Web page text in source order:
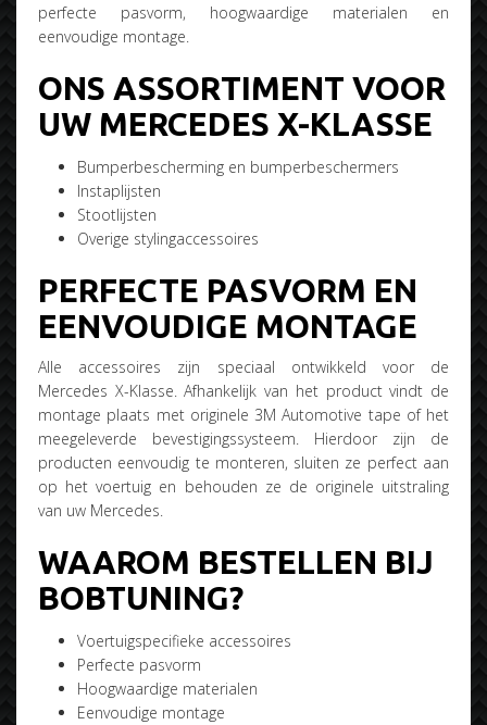
perfecte pasvorm, hoogwaardige materialen en
eenvoudige montage.
ONS ASSORTIMENT VOOR
UW MERCEDES X-KLASSE
Bumperbescherming en bumperbeschermers
Instaplijsten
Stootlijsten
Overige stylingaccessoires
PERFECTE PASVORM EN
EENVOUDIGE MONTAGE
Alle accessoires zijn speciaal ontwikkeld voor de
Mercedes X-Klasse. Afhankelijk van het product vindt de
montage plaats met originele 3M Automotive tape of het
meegeleverde bevestigingssysteem. Hierdoor zijn de
producten eenvoudig te monteren, sluiten ze perfect aan
op het voertuig en behouden ze de originele uitstraling
van uw Mercedes.
WAAROM BESTELLEN BIJ
BOBTUNING?
Voertuigspecifieke accessoires
Perfecte pasvorm
Hoogwaardige materialen
Eenvoudige montage